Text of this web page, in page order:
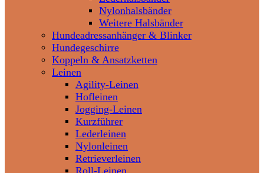
Nylonhalsbänder
Weitere Halsbänder
Hundeadressanhänger & Blinker
Hundegeschirre
Koppeln & Ansatzketten
Leinen
Agility-Leinen
Hofleinen
Jogging-Leinen
Kurzführer
Lederleinen
Nylonleinen
Retrieverleinen